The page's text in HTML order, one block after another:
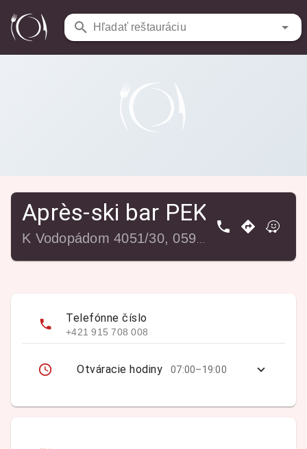
Hľadať reštauráciu
Reštaurácie / Après-ski bar PEKYLAND
Après-ski bar PEKYLAND
Telefónne číslo
+421 915 708 008
Otváracie hodiny 07:00–19:00